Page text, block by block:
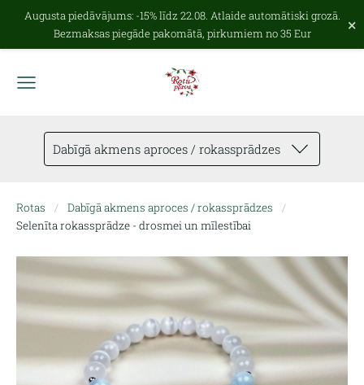
Augusta piedāvājums: -15% līdz 22.08. Atlaide automātiski grozā.
Bezmaksas piegāde pakomātā, pirkumiem no 35 Eur
×
Dabīgā akmens aproces / rokassprādzes
Rotas
Dabīgā akmens aproces / rokassprādzes
Selenīta rokassprādze - drosmei un mīlestībai